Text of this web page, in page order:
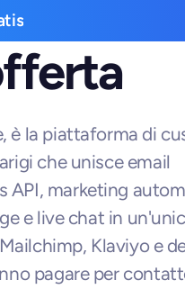
è la piattaforma di
che unisce email
API, marketing
e live chat in
Klaviyo e
pagare per